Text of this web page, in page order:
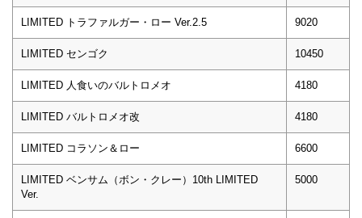
LIMITED トラファルガー・ロー Ver.2.5 9020
LIMITED センゴク 10450
LIMITED 人食いのバルトロメオ 4180
LIMITED バルトロメオ改 4180
LIMITED コラソン＆ロー 6600
LIMITED ベンサム（ボン・クレー）10th LIMITED
Ver.
5000